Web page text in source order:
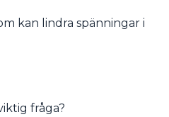
kan lindra spänningar i
fråga?